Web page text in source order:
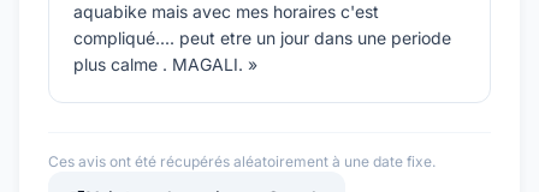
aquabike mais avec mes horaires c'est
compliqué.... peut etre un jour dans une periode
plus calme . MAGALI. »
Ces avis ont été récupérés aléatoirement à une date fixe.